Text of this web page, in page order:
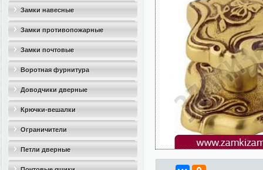
Замки навесные
Замки противопожарные
Замки почтовые
Воротная фурнитура
Доводчики дверные
Крючки-вешалки
Ограничители
дверные(стопоры)
Петли дверные